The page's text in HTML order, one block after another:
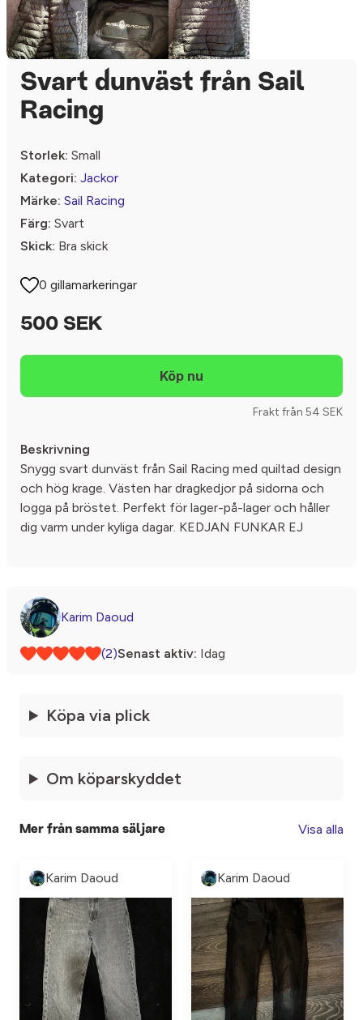
Svart dunväst från Sail
Racing
Storlek: Small
Kategori: Jackor
Märke: Sail Racing
Färg: Svart
Skick: Bra skick
0 gillamarkeringar
500 SEK
Frakt från 54 SEK
Beskrivning
Snygg svart dunväst från Sail Racing med quiltad design
och hög krage. Västen har dragkedjor på sidorna och
logga på bröstet. Perfekt för lager-på-lager och håller
dig varm under kyliga dagar. KEDJAN FUNKAR EJ
Karim Daoud
(2)Senast aktiv: Idag
Köpa via plick
Om köparskyddet
Mer från samma säljare Visa alla
Karim Daoud Karim Daoud